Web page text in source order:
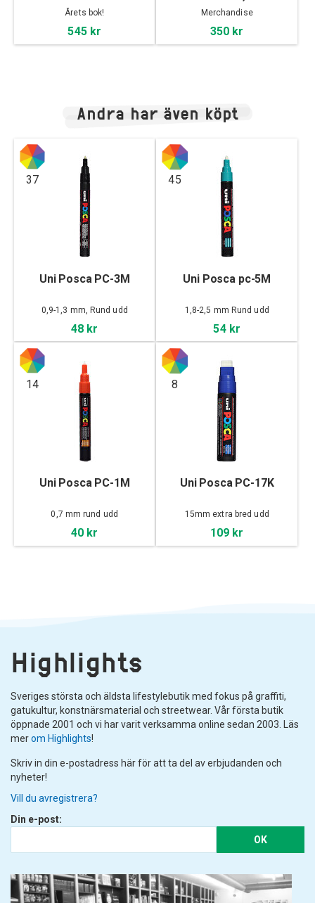
Årets bok!
545 kr
Merchandise
350 kr
Andra har även köpt
37
Uni Posca PC-3M
0,9-1,3 mm, Rund udd
48 kr
45
Uni Posca pc-5M
1,8-2,5 mm Rund udd
54 kr
14
Uni Posca PC-1M
0,7 mm rund udd
40 kr
8
Uni Posca PC-17K
15mm extra bred udd
109 kr
Highlights
Sveriges största och äldsta lifestylebutik med fokus på graffiti,
gatukultur, konstnärsmaterial och streetwear. Vår första butik
öppnade 2001 och vi har varit verksamma online sedan 2003. Läs
merom Highlights!
Skriv in din e-postadress här för att ta del av erbjudanden och
nyheter!
Vill du avregistrera?
Din e-post:
OK